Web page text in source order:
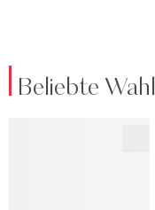
Beliebte Wahl